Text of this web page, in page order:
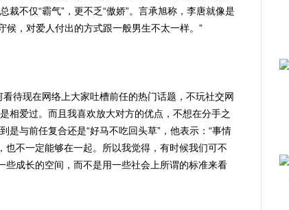
裁不仅“霸气”，更不乏“傲娇”。言承旭称，李唐就像是
候，对爱人付出的方式跟一般男生不太一样。”
待现在网络上大家吐槽前任的热门话题，不玩社交网
相爱过。而且我喜欢放大对方的优点，不想在分手之
是与前任复合还是“好马不吃回头草”，他表示：“事情
不一定能够在一起。所以我觉得，有时候我们可不
些成长的空间，而不是用一些社会上所谓的标准来看